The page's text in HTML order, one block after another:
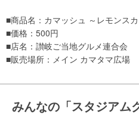
■商品名：カマッシュ ～レモンス
■価格：500円
■店名：讃岐ご当地グルメ連合会
■販売場所：メイン カマタマ広場
みんなの「スタジアム